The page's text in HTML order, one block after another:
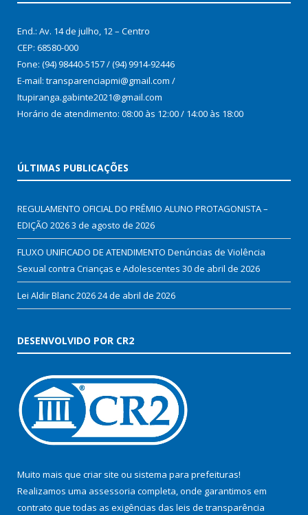
End.: Av. 14 de julho, 12 – Centro
CEP: 68580-000
Fone: (94) 98440-5157 / (94) 9914-92446
E-mail: transparenciapmi@gmail.com /
Itupiranga.gabinte2021@gmail.com
Horário de atendimento: 08:00 às 12:00 / 14:00 às 18:00
ÚLTIMAS PUBLICAÇÕES
REGULAMENTO OFICIAL DO PRÊMIO ALUNO PROTAGONISTA –
EDIÇÃO 20263 de agosto de 2026
FLUXO UNIFICADO DE ATENDIMENTO Denúncias de Violência
Sexual contra Crianças e Adolescentes 30 de abril de 2026
Lei Aldir Blanc 202624 de abril de 2026
DESENVOLVIDO POR CR2
Muito mais que criar site ou sistema para prefeituras!
Realizamos uma assessoria completa, onde garantimos em
contrato que todas as exigências das leis de transparência